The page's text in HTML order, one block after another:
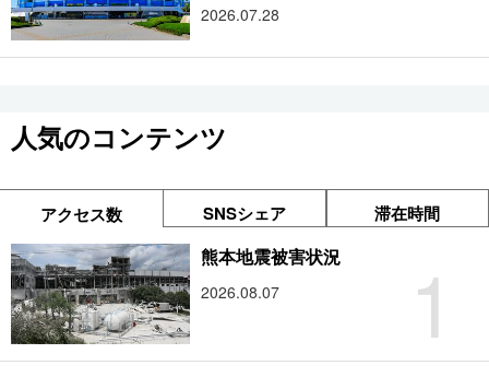
2026.07.28
人気のコンテンツ
アクセス数 SNSシェア 滞在時間
1
熊本地震被害状況
2026.08.07